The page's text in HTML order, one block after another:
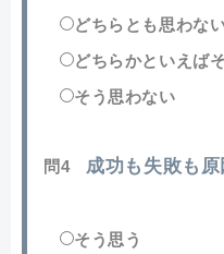
どちらとも思わな
どちらかといえば
そう思わない
問4 成功も失敗も
そう思う